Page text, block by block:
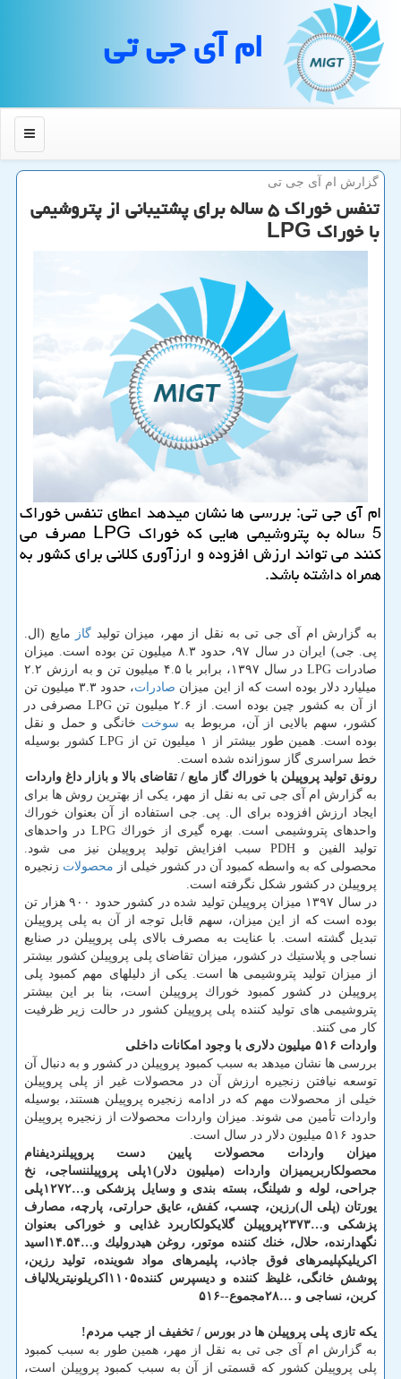
ام آی جی تی
منو
گزارش ام آی جی تی
تنفس خوراك ۵ ساله برای پشتیبانی از پتروشیمی
با خوراك LPG
ام آی جی تی: بررسی ها نشان میدهد اعطای تنفس خوراك
5 ساله به پتروشیمی هایی كه خوراك LPG مصرف می
كنند می تواند ارزش افزوده و ارزآوری كلانی برای كشور به
همراه داشته باشد.
به گزارش ام آی جی تی به نقل از مهر، میزان تولید گاز
مایع (ال.
پی. جی) ایران در سال ۹۷، حدود ۸.۳ میلیون تن بوده است. میزان
صادرات LPG در سال ۱۳۹۷، برابر با ۴.۵ میلیون تن و به ارزش ۲.۲
میلیارد دلار بوده است كه از این میزان صادرات
، حدود ۳.۳ میلیون تن
از آن به كشور چین بوده است. از ۲.۶ میلیون تن LPG مصرفی در
كشور، سهم بالایی از آن، مربوط به سوخت خانگی و حمل و نقل
بوده است. همین طور بیشتر از ۱ میلیون تن از LPG كشور بوسیله
خط سراسری گاز سوزانده شده است.
رونق تولید پروپیلن با خوراك گاز مایع / ‏تقاضای‬ بالا و بازار داغ واردات
به گزارش ام آی جی تی به نقل از مهر، یكی از بهترین روش ها برای
ایجاد ارزش افزوده برای ال. پی. جی استفاده از آن بعنوان خوراك
واحدهای پتروشیمی است. بهره گیری از خوراك LPG در واحدهای
تولید الفین و PDH سبب افزایش تولید پروپیلن نیز می شود.
محصولی كه به واسطه كمبود آن در كشور خیلی از محصولات زنجیره
پروپیلن در كشور شكل نگرفته است.
در سال ۱۳۹۷ میزان پروپیلن تولید شده در كشور حدود ۹۰۰ هزار تن
بوده است كه از این میزان، سهم قابل توجه از آن به پلی پروپیلن
تبدیل گشته است. با عنایت به مصرف بالای پلی پروپیلن در صنایع
نساجی و پلاستیك در كشور، میزان تقاضای پلی پروپیلن كشور بیشتر
از میزان تولید پتروشیمی ها است. یكی از دلیلهای مهم كمبود پلی
پروپیلن در كشور كمبود خوراك پروپیلن است، بنا بر این بیشتر
پتروشیمی های تولید كننده پلی پروپیلن كشور در حالت زیر ظرفیت
كار می كنند.
واردات ۵۱۶ میلیون دلاری با وجود امكانات داخلی
بررسی ها نشان میدهد به سبب كمبود پروپیلن در كشور و به دنبال آن
توسعه نیافتن زنجیره ارزش آن در محصولات غیر از پلی پروپیلن
خیلی از محصولات مهم كه در ادامه زنجیره پروپیلن هستند، بوسیله
واردات تأمین می شوند. میزان واردات محصولات از زنجیره پروپیلن
حدود ۵۱۶ میلیون دلار در سال است.
میزان واردات محصولات پایین دست پروپیلنردیفنام
محصولكاربریمیزان واردات (میلیون دلار)۱پلی پروپیلننساجی، نخ
جراحی، لوله و شیلنگ، بسته بندی و وسایل پزشكی و… ۱۲۷۲
پلی
یورتان (پلی ال)رزین، چسب، كفش، عایق حرارتی، پارچه، مصارف
پزشكی و… ۲۳۷۳ پروپیلن گلایكولكاربرد غذایی و خوراكی بعنوان
نگهدارنده، حلال، خنك كننده موتور، روغن هیدرولیك و… ۱۴.۵۴
اسید
اكریلیكپلیمرهای فوق جاذب، پلیمرهای مواد شوینده، تولید رزین،
پوشش خانگی، غلیظ كننده و دیسپرس كننده
۱۱۰ ۵ اكریلونیتریلالیاف
كربن، نساجی و …۲۸مجموع-
-۵۱۶
یكه تازی پلی پروپیلن ها در بورس / تخفیف از جیب مردم!
به گزارش ام آی جی تی به نقل از مهر، همین طور به سبب كمبود
پلی پروپیلن كشور كه قسمتی از آن به سبب كمبود پروپیلن است،